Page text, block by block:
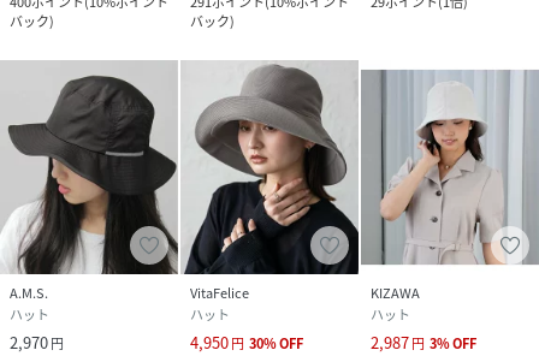
サイズ FREE
品番
KV7638_BBC23027
BBC23027-BK-F KV7638
バック)
バック)
A.M.S.
ハット
2,970円
VitaFelice
ハット
4,950円 30%OFF
KIZAWA
ハット
2,987円 3%OFF